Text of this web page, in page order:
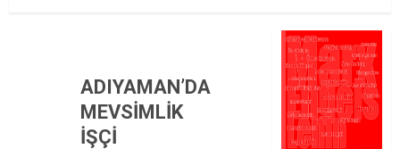
ADIYAMAN’DA
MEVSİMLİK
İŞÇİ